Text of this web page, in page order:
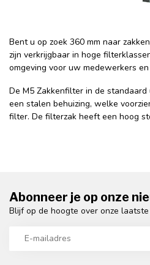
Bent u op zoek 360 mm naar
zijn verkrijgbaar in hoge
omgeving voor uw medewerkers
De M5 Zakkenfilter in de
een stalen behuizing, welke
filter. De filterzak heeft een hoog
Abonneer je op onze
Blijf op de hoogte over onze